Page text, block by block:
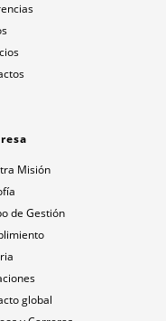
Misión
de Gestión
global